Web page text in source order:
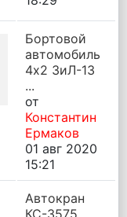
Бортовой
автомобиль
4х2 ЗиЛ-13
...
от
Константин
Ермаков
01 авг 2020
15:21
Автокран
КС-3575